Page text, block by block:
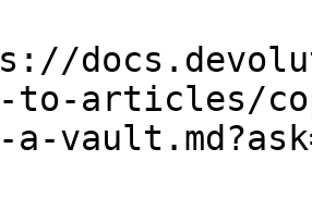
to-articles/